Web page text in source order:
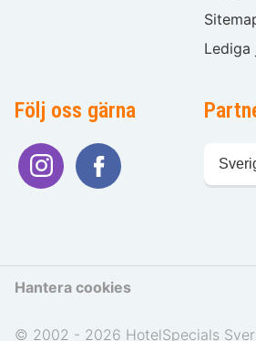
Lediga
Följ oss gärna
språk
Hantera cookies
© 2002 - 2026 HotelSpecials